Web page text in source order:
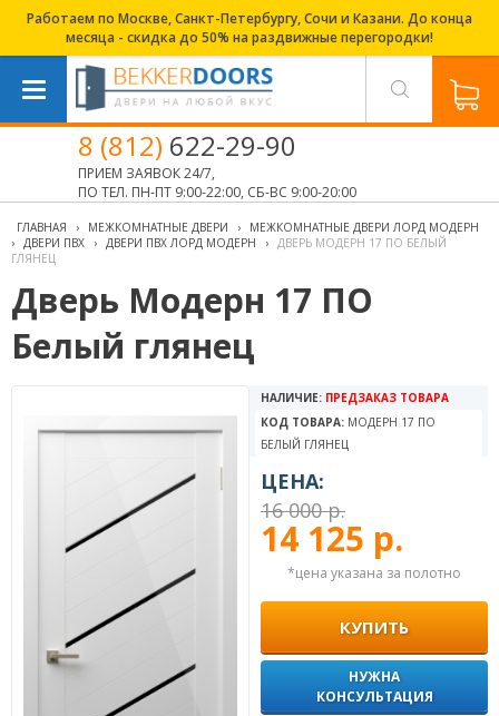
Работаем по Москве, Санкт-Петербургу, Сочи и Казани. До конца
месяца - скидка до 50% на раздвижные перегородки!
8 (812) 622-29-90
ПРИЕМ ЗАЯВОК 24/7,
ПО ТЕЛ. ПН-ПТ 9:00-22:00, СБ-ВС 9:00-20:00
ГЛАВНАЯ › МЕЖКОМНАТНЫЕ ДВЕРИ ›
МЕЖКОМНАТНЫЕ ДВЕРИ ЛОРД МОДЕРН
› ДВЕРИ ПВХ › ДВЕРИ ПВХ ЛОРД МОДЕРН › ДВЕРЬ МОДЕРН 17 ПО БЕЛЫЙ
ГЛЯНЕЦ
Дверь Модерн 17 ПО
Белый глянец
НАЛИЧИЕ: ПРЕДЗАКАЗ ТОВАРА
КОД ТОВАРА: МОДЕРН 17 ПО
БЕЛЫЙ ГЛЯНЕЦ
ЦЕНА:
16 000 р.
14 125 р.
*цена указана за полотно
КУПИТЬ
НУЖНА
КОНСУЛЬТАЦИЯ